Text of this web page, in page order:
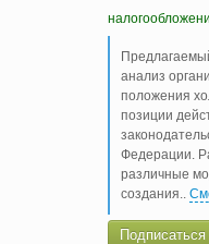
анализ
положения
позиции
Федерации.
различные
создания..